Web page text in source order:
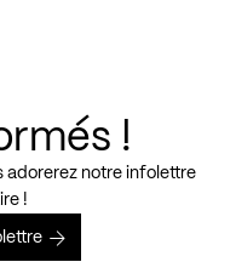
!
adorerez notre infolettre
!